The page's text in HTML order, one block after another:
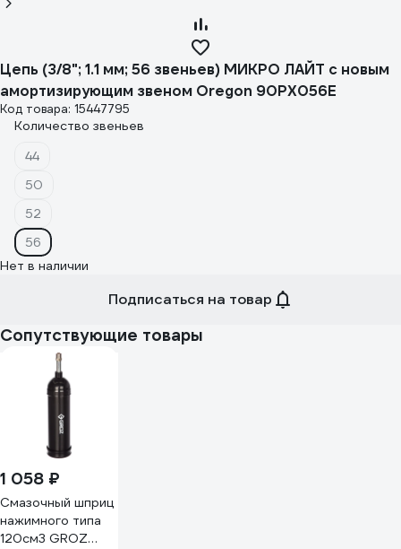
Цепь (3/8"; 1.1 мм; 56 звеньев) МИКРО ЛАЙТ с новым
амортизирующим звеном Oregon 90PX056E
Код товара: 15447795
Количество звеньев
44
50
52
56
Нет в наличии
Подписаться на товар
Сопутствующие товары
1 058 ₽
Смазочный шприц
нажимного типа
120см3 GROZ